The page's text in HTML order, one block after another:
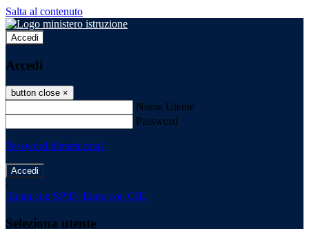
Salta al contenuto
Accedi
Accedi
button close ×
Nome Utente
Password
Password dimenticata?
-
Entra con SPID Entra con CIE
Seleziona utente